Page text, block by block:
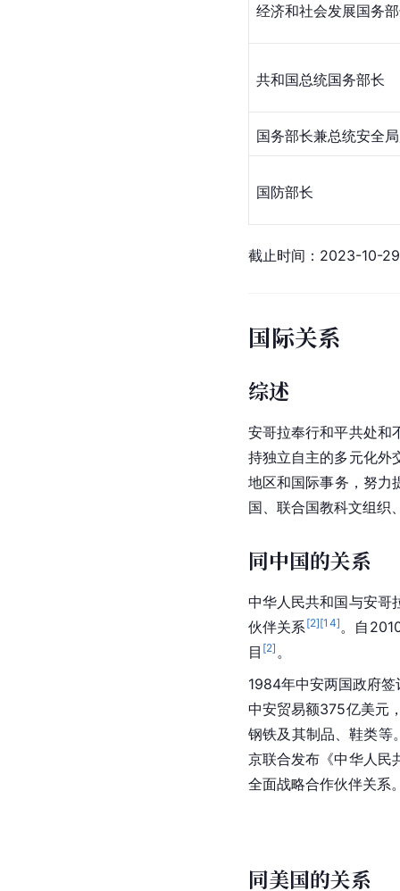
经济和社会发展国务
共和国总统国务部长
国务部长兼总统安全
国防部长
截止时间：2023-10-29
国际关系
综述
安哥拉奉行和平共处和
持独立自主的多元化外
地区和国际事务，努力
国、联合国教科文组织
同中国的关系
中华人民共和国与安哥
伙伴关系[2][14]。自
目 [2] 。
1984年中安两国政府
中安贸易额375亿美元
钢铁及其制品、鞋类等
京联合发布《中华人民
全面战略合作伙伴关系